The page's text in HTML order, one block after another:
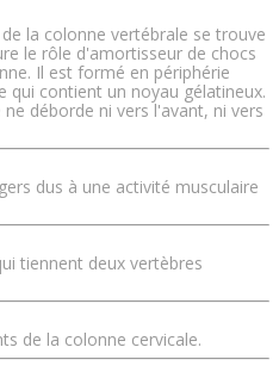
la colonne vertébrale se trouve
le rôle d'amortisseur de chocs
Il est formé en périphérie
qui contient un noyau gélatineux.
déborde ni vers l'avant, ni vers
dus à une activité musculaire
tiennent deux vertèbres
de la colonne cervicale.